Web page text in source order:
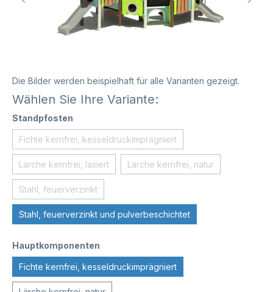
Die Bilder werden beispielhaft für alle Varianten gezeigt.
Wählen Sie Ihre Variante:
Standpfosten
Fichte kernfrei, kesseldruckimprägniert
Lärche kernfrei, lasiert Lärche kernfrei, natur
Stahl, feuerverzinkt
Stahl, feuerverzinkt und pulverbeschichtet
Hauptkomponenten
Fichte kernfrei, kesseldruckimprägniert